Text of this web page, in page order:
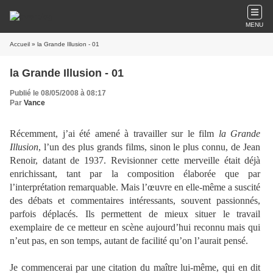
MENU
Accueil » la Grande Illusion - 01
la Grande Illusion - 01
Publié le 08/05/2008 à 08:17
Par Vance
Récemment, j’ai été amené à travailler sur le film la Grande
Illusion, l’un des plus grands films, sinon le plus connu, de Jean
Renoir, datant de 1937. Revisionner cette merveille était déjà
enrichissant, tant par la composition élaborée que par
l’interprétation remarquable. Mais l’œuvre en elle-même a suscité
des débats et commentaires intéressants, souvent passionnés,
parfois déplacés. Ils permettent de mieux situer le travail
exemplaire de ce metteur en scène aujourd’hui reconnu mais qui
n’eut pas, en son temps, autant de facilité qu’on l’aurait pensé.
Je commencerai par une citation du maître lui-même, qui en dit